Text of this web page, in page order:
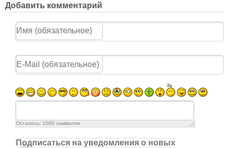
Добавить комментарий
Осталось: 1000 символов
Подписаться на уведомления о новых